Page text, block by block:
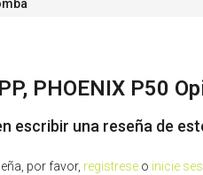
PHOENIX P50
escribir una reseña de
por favor, registreseo inicie